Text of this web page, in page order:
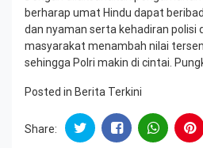
berharap umat Hindu dapat
dan nyaman serta kehadiran polisi
masyarakat menambah nilai
sehingga Polri makin di cintai.
Posted in Berita Terkini
Share: